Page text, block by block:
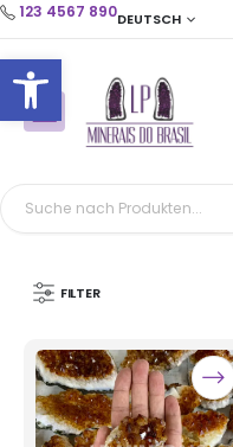
Open toolbar
123 4567 890DEUTSCH
FILTER